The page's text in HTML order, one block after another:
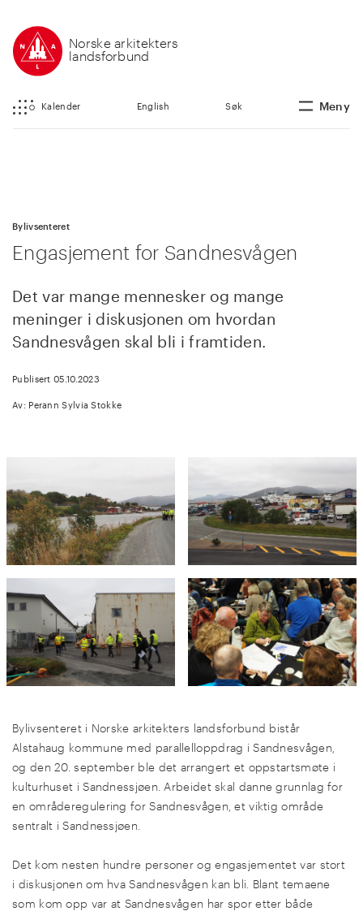
Norske arkitekters
landsforbund
Kalender English Søk Meny
Bylivsenteret
Engasjement for Sandnesvågen
Det var mange mennesker og mange
meninger i diskusjonen om hvordan
Sandnesvågen skal bli i framtiden.
Publisert 05.10.2023
Av: Perann Sylvia Stokke
Bylivsenteret i Norske arkitekters landsforbund bistår
Alstahaug kommune med parallelloppdrag i Sandnesvågen,
og den 20. september ble det arrangert et oppstartsmøte i
kulturhuset i Sandnessjøen. Arbeidet skal danne grunnlag for
en områderegulering for Sandnesvågen, et viktig område
sentralt i Sandnessjøen.
Det kom nesten hundre personer og engasjementet var stort
i diskusjonen om hva Sandnesvågen kan bli. Blant temaene
som kom opp var at Sandnesvågen har spor etter både